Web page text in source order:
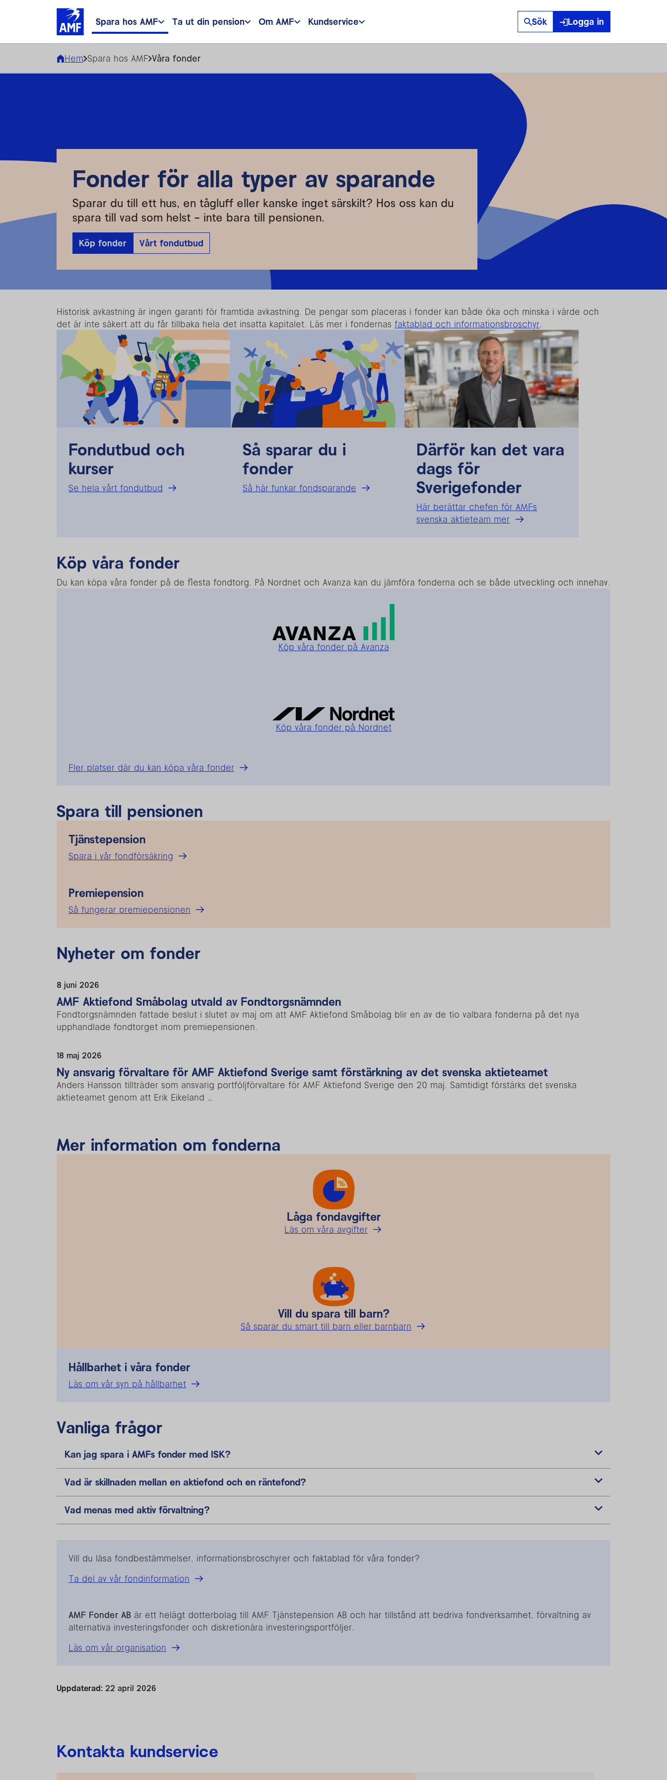
Spara hos AMF Ta ut din pension Om AMF Kundservice Sök Logga in
Hem Spara hos AMF Våra fonder
Fonder för alla typer av sparande
Sparar du till ett hus, en tågluff eller kanske inget särskilt? Hos oss kan du
spara till vad som helst - inte bara till pensionen.
Köp fonder Vårt fondutbud
Historisk avkastning är ingen garanti för framtida avkastning. De pengar som placeras i fonder kan både öka och minska i värde och
det är inte säkert att du får tillbaka hela det insatta kapitalet. Läs mer i fondernas faktablad och informationsbroschyr.
Fondutbud och
kurser
Se hela vårt fondutbud
Så sparar du i
fonder
Så här funkar fondsparande
Därför kan det vara
dags för
Sverigefonder
Här berättar chefen för AMFs
svenska aktieteam mer
Köp våra fonder
Du kan köpa våra fonder på de flesta fondtorg. På Nordnet och Avanza kan du jämföra fonderna och se både utveckling och innehav.
Köp våra fonder på Avanza
Köp våra fonder på Nordnet
Fler platser där du kan köpa våra fonder
Spara till pensionen
Tjänstepension
Spara i vår fondförsäkring
Premiepension
Så fungerar premiepensionen
Nyheter om fonder
8 juni 2026
AMF Aktiefond Småbolag utvald av Fondtorgsnämnden
Fondtorgsnämnden fattade beslut i slutet av maj om att AMF Aktiefond Småbolag blir en av de tio valbara fonderna på det nya
upphandlade fondtorget inom premiepensionen.
18 maj 2026
Ny ansvarig förvaltare för AMF Aktiefond Sverige samt förstärkning av det svenska aktieteamet
Anders Hansson tillträder som ansvarig portföljförvaltare för AMF Aktiefond Sverige den 20 maj. Samtidigt förstärks det svenska
aktieteamet genom att Erik Eikeland …
Mer information om fonderna
Låga fondavgifter
Läs om våra avgifter
Vill du spara till barn?
Så sparar du smart till barn eller barnbarn
Hållbarhet i våra fonder
Läs om vår syn på hållbarhet
Vanliga frågor
Kan jag spara i AMFs fonder med ISK?
Vad är skillnaden mellan en aktiefond och en räntefond?
Vad menas med aktiv förvaltning?
Vill du läsa fondbestämmelser, informationsbroschyrer och faktablad för våra fonder?
Ta del av vår fondinformation
AMF Fonder AB är ett helägt dotterbolag till AMF Tjänstepension AB och har tillstånd att bedriva fondverksamhet, förvaltning av
alternativa investeringsfonder och diskretionära investeringsportföljer.
Läs om vår organisation
Uppdaterad: 22 april 2026
Kontakta kundservice